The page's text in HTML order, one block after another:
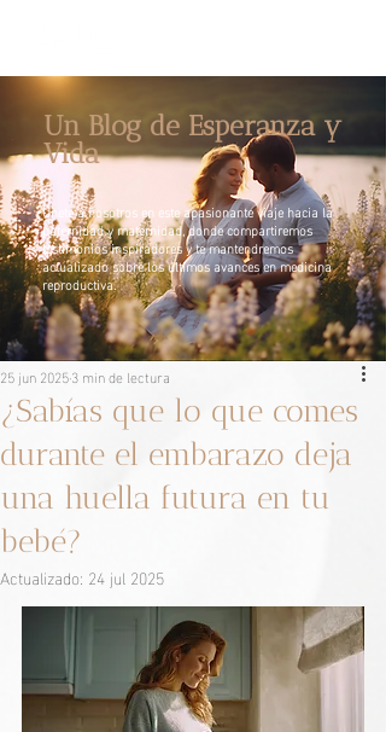
Un Blog de Esperanza y
Vida
Únete a nosotros en este apasionante viaje hacia la
paternidad y maternidad, donde compartiremos
testimonios inspiradores y te mantendremos
actualizado sobre los últimos avances en medicina
reproductiva.
¿Sabías que lo que comes
durante el embarazo deja
una huella futura en tu
bebé?
25 jun 20253 min de lectura
Actualizado: 24 jul 2025